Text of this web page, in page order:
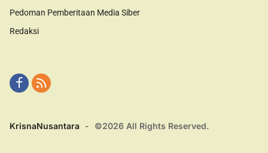
Pedoman Pemberitaan Media Siber
Redaksi
KrisnaNusantara - ©2026 All Rights Reserved.